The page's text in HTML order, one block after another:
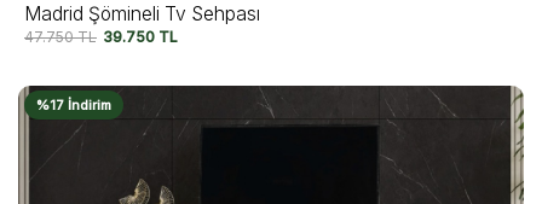
Madrid Şömineli Tv Sehpası
47.750TL 39.750 TL
%17 İndirim